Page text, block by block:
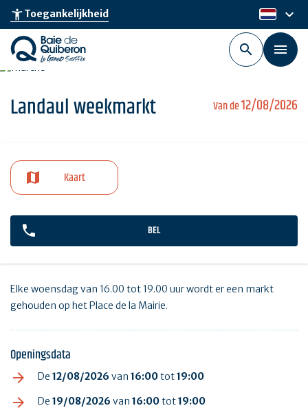
Skip
main
content
accessibility_newToegankelijkheid nl
keyboard_arrow_down
Van de12/08/2026
Landaul weekmarkt
Kaart
BEL
Elke woensdag van 16.00 tot 19.00 uur wordt er een markt
gehouden op het Place de la Mairie.
Openingsdata
De 12/08/2026 van 16:00tot19:00
De 19/08/2026 van 16:00tot19:00